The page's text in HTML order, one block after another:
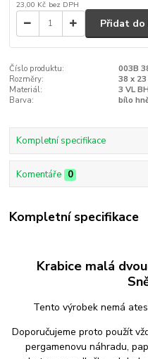
23,00 Kč bez DPH
Přidat do
Číslo produktu:
003B
Rozměry:
38 x
Materiál:
3 VL
Barva:
bílo
Kompletní specifikace
Komentáře 0
Kompletní specifikace
Krabice malá
Tento výrobek nemá
Doporučujeme proto použít
pergamenovu náhradu,